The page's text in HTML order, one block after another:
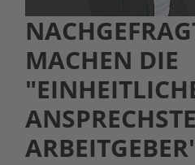
MACHEN DIE